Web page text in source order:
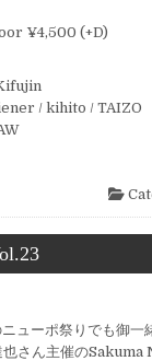
¥4,500 (+D)
/ kihito / TAIZO
ューポ祭りでも御一
さん主催のSakuma